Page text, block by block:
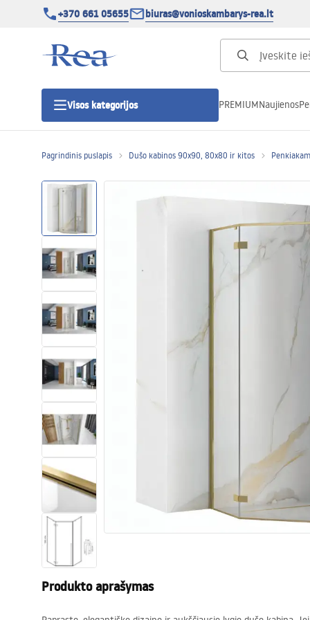
+370 661 05655 biuras@vonioskambarys-rea.lt
Visos kategorijos
Vonios dušo padėklai
Linijiniai dušo kanalai
Tualetai
Praustuvas
Vonios ir ekranai
Vonios maišytuvai
Vonios dušai
Vonios aksesuarai ir baldai
PREMIUMNaujienos
Pagrindinis puslapis Dušo kabinos 90x90, 80x80 ir kitos
Produkto aprašymas